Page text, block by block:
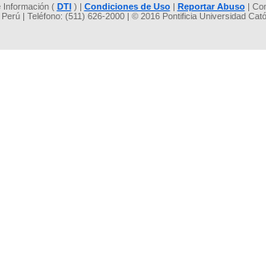
Información ( DTI) | Condiciones de Uso| Reportar Abuso|
| Teléfono: (511) 626-2000 | © 2016 Pontificia Universidad